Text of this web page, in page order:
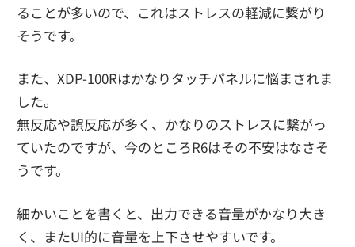
ることが多いので、これはストレスの軽減に繋がり
そうです。
また、XDP-100Rはかなりタッチパネルに悩まされま
した。
無反応や誤反応が多く、かなりのストレスに繋がっ
ていたのですが、今のところR6はその不安はなさそ
うです。
細かいことを書くと、出力できる音量がかなり大き
く、またUI的に音量を上下させやすいです。